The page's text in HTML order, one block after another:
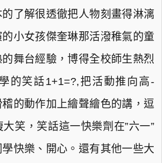
了解很透徹把人物刻畫得淋漓
小女孩傑奎琳那活潑稚氣的童
舞台經驗，博得全校師生熱烈
的笑話1+1=?,把活動推向高-
的動作加上繪聲繪色的講，逗
笑，笑話這一快樂劑在”六一”
快樂、開心。還有其他一些大